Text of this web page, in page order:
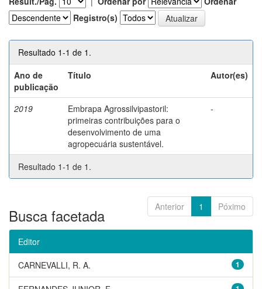
Registro(s)
Resultado 1-1 de 1.
Ano de
publicação
Título Autor(es)
2019
Embrapa Agrossilvipastoril:
primeiras contribuições para o
desenvolvimento de uma
agropecuária sustentável.
-
Resultado 1-1 de 1.
Anterior 1 Póximo
Busca facetada
Editor
1
CARNEVALLI, R. A.